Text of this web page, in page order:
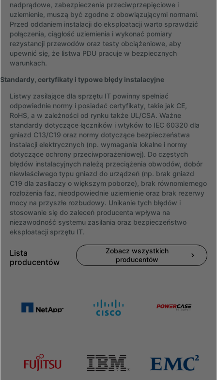
nadprądowe, zabezpieczenia przeciwprzepięciowe i
uziemienie, muszą być zgodne z obowiązującymi normami.
Przed oddaniem instalacji do eksploatacji warto sprawdzić
połączenia, ciągłość uziemienia i wykonać pomiary
rezystancji przewodów oraz testy obciążeniowe, aby
upewnić się, że listwa PDU pracuje w bezpiecznych
warunkach.
Standardy, certyfikaty i typowe błędy instalacyjne
Listwy zasilające dla sprzętu IT powinny spełniać
odpowiednie normy i posiadać certyfikaty, takie jak CE,
RoHS, a w zależności od rynku także UL/CSA. Ważne
standardy dotyczące łączników i wtyków to IEC 60320 dla
gniazd C13/C19 oraz normy dotyczące bezpieczeństwa
instalacji elektrycznych (np. wymagania lokalne i normy
dotyczące ochrony przeciwporażeniowej). Do częstych
błędów instalacyjnych należą przeciążenia obwodów, dobór
niewłaściwego typu gniazd do urządzeń (np. brak gniazd
C19 dla zasilaczy o większym poborze), brak równomiernego
rozłożenia faz, nieodpowiednie uziemienie oraz brak rezerwy
mocy na przyszłe rozbudowy. Unikanie tych błędów i
stosowanie się do zaleceń producenta wpływa na
niezawodność systemu zasilania oraz bezpieczeństwo
eksploatacji sprzętu IT.
Lista
producentów
Zobacz wszystkich
producentów